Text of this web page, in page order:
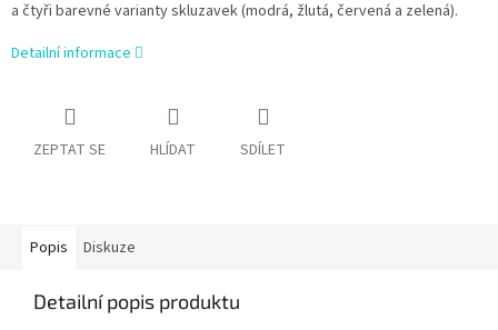
a čtyři barevné varianty skluzavek (modrá, žlutá, červená a zelená).
Detailní informace
ZEPTAT SE HLÍDAT SDÍLET
Popis Diskuze
Detailní popis produktu